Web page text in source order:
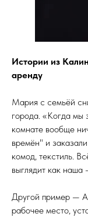
Истории из
аренду
Мария с семьёй
города. «Когда мы
комнате вообще
времён" и
комод, текстиль.
выглядит как наша
Другой пример —
рабочее место,